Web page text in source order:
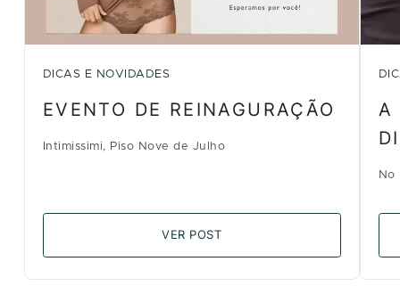
DICAS E NOVIDADES
EVENTO DE REINAGURAÇÃO
Intimissimi, Piso Nove de Julho
VER POST
A
No